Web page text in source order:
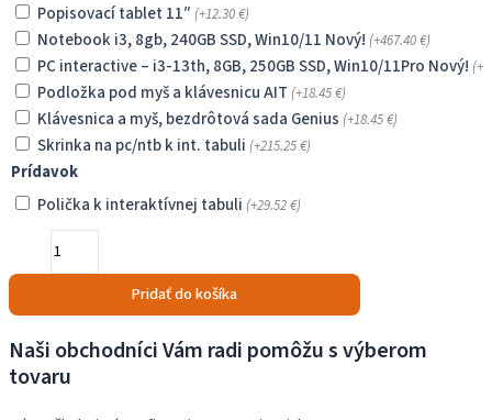
Popisovací tablet 11″ (+12.30€)
Notebook i3, 8gb, 240GB SSD, Win10/11 Nový! (+467.40€)
PC interactive – i3-13th, 8GB, 250GB SSD, Win10/11Pro Nový! (+
Podložka pod myš a klávesnicu AIT (+18.45€)
Klávesnica a myš, bezdrôtová sada Genius (+18.45€)
Skrinka na pc/ntb k int. tabuli (+215.25€)
Prídavok
Polička k interaktívnej tabuli (+29.52€)
množstvo
pre
škôlku
Pridať do košíka
Naši obchodníci Vám radi pomôžu s výberom
tovaru